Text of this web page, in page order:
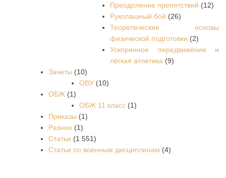
Преодоление препятствий (12)
Рукопашный бой (26)
Теоретические основы
физической подготовки (2)
Ускоренное передвижение и
лёгкая атлетика (9)
Зачеты (10)
ОВУ (10)
ОБЖ (1)
ОБЖ 11 класс (1)
Приказы (1)
Разное (1)
Статьи (1 551)
Статьи по военным дисциплинам (4)